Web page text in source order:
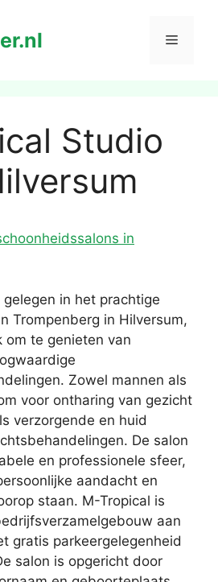
Menu
Studio
in
in het prachtige
Trompenberg in Hilversum,
om te genieten van
Zowel mannen als
voor ontharing van gezicht
verzorgende en huid
De salon
en professionele sfeer,
aandacht en
staan. M-Tropical is
aan
gratis parkeergelegenheid
salon is opgericht door